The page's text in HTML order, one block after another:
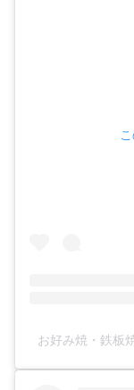
お好み焼・鉄板